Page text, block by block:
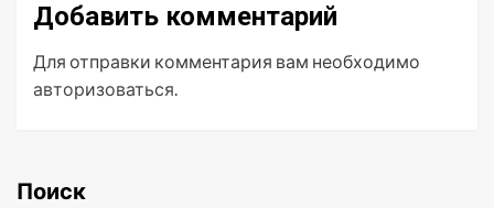
Добавить комментарий
Для отправки комментария вам необходимо
авторизоваться.
Поиск